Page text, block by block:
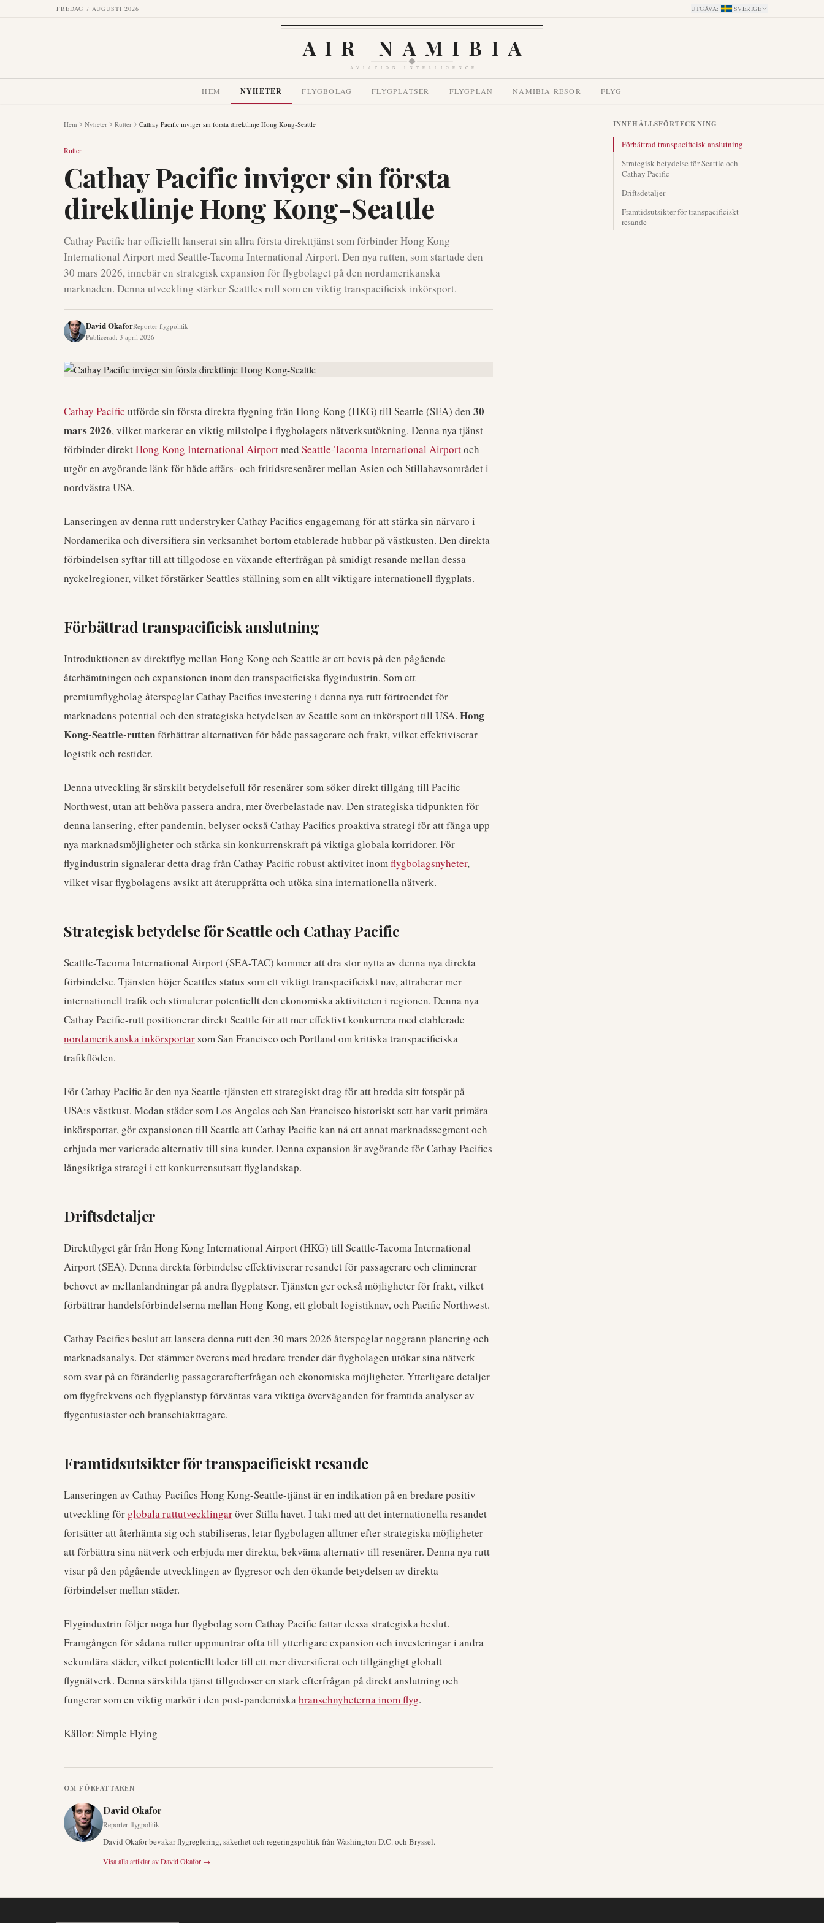
FREDAG 7 AUGUSTI 2026 UTGÅVA: SVERIGE
AIR NAMIBIA
AVIATION INTELLIGENCE
HEM NYHETER FLYGBOLAG FLYGPLATSER FLYGPLAN NAMIBIA RESOR FLYG
Hem Nyheter Rutter Cathay Pacific inviger sin första direktlinje Hong Kong-Seattle
Rutter
Cathay Pacific inviger sin första
direktlinje Hong Kong-Seattle
Cathay Pacific har officiellt lanserat sin allra första direkttjänst som förbinder Hong Kong
International Airport med Seattle-Tacoma International Airport. Den nya rutten, som startade den
30 mars 2026, innebär en strategisk expansion för flygbolaget på den nordamerikanska
marknaden. Denna utveckling stärker Seattles roll som en viktig transpacificisk inkörsport.
David OkaforReporter flygpolitik
Publicerad: 3 april 2026
Cathay Pacific utförde sin första direkta flygning från Hong Kong (HKG) till Seattle (SEA) den 30
mars 2026, vilket markerar en viktig milstolpe i flygbolagets nätverksutökning. Denna nya tjänst
förbinder direktHong Kong International Airportmed Seattle-Tacoma International Airportoch
utgör en avgörande länk för både affärs- och fritidsresenärer mellan Asien och Stillahavsområdet i
nordvästra USA.
Lanseringen av denna rutt understryker Cathay Pacifics engagemang för att stärka sin närvaro i
Nordamerika och diversifiera sin verksamhet bortom etablerade hubbar på västkusten. Den direkta
förbindelsen syftar till att tillgodose en växande efterfrågan på smidigt resande mellan dessa
nyckelregioner, vilket förstärker Seattles ställning som en allt viktigare internationell flygplats.
Förbättrad transpacificisk anslutning
Introduktionen av direktflyg mellan Hong Kong och Seattle är ett bevis på den pågående
återhämtningen och expansionen inom den transpacificiska flygindustrin. Som ett
premiumflygbolag återspeglar Cathay Pacifics investering i denna nya rutt förtroendet för
marknadens potential och den strategiska betydelsen av Seattle som en inkörsport till USA. Hong
Kong-Seattle-ruttenförbättrar alternativen för både passagerare och frakt, vilket effektiviserar
logistik och restider.
Denna utveckling är särskilt betydelsefull för resenärer som söker direkt tillgång till Pacific
Northwest, utan att behöva passera andra, mer överbelastade nav. Den strategiska tidpunkten för
denna lansering, efter pandemin, belyser också Cathay Pacifics proaktiva strategi för att fånga upp
nya marknadsmöjligheter och stärka sin konkurrenskraft på viktiga globala korridorer. För
flygindustrin signalerar detta drag från Cathay Pacific robust aktivitet inomflygbolagsnyheter,
vilket visar flygbolagens avsikt att återupprätta och utöka sina internationella nätverk.
Strategisk betydelse för Seattle och Cathay Pacific
Seattle-Tacoma International Airport (SEA-TAC) kommer att dra stor nytta av denna nya direkta
förbindelse. Tjänsten höjer Seattles status som ett viktigt transpacificiskt nav, attraherar mer
internationell trafik och stimulerar potentiellt den ekonomiska aktiviteten i regionen. Denna nya
Cathay Pacific-rutt positionerar direkt Seattle för att mer effektivt konkurrera med etablerade
nordamerikanska inkörsportarsom San Francisco och Portland om kritiska transpacificiska
trafikflöden.
För Cathay Pacific är den nya Seattle-tjänsten ett strategiskt drag för att bredda sitt fotspår på
USA:s västkust. Medan städer som Los Angeles och San Francisco historiskt sett har varit primära
inkörsportar, gör expansionen till Seattle att Cathay Pacific kan nå ett annat marknadssegment och
erbjuda mer varierade alternativ till sina kunder. Denna expansion är avgörande för Cathay Pacifics
långsiktiga strategi i ett konkurrensutsatt flyglandskap.
Driftsdetaljer
Direktflyget går från Hong Kong International Airport (HKG) till Seattle-Tacoma International
Airport (SEA). Denna direkta förbindelse effektiviserar resandet för passagerare och eliminerar
behovet av mellanlandningar på andra flygplatser. Tjänsten ger också möjligheter för frakt, vilket
förbättrar handelsförbindelserna mellan Hong Kong, ett globalt logistiknav, och Pacific Northwest.
Cathay Pacifics beslut att lansera denna rutt den 30 mars 2026 återspeglar noggrann planering och
marknadsanalys. Det stämmer överens med bredare trender där flygbolagen utökar sina nätverk
som svar på en föränderlig passagerarefterfrågan och ekonomiska möjligheter. Ytterligare detaljer
om flygfrekvens och flygplanstyp förväntas vara viktiga överväganden för framtida analyser av
flygentusiaster och branschiakttagare.
Framtidsutsikter för transpacificiskt resande
Lanseringen av Cathay Pacifics Hong Kong-Seattle-tjänst är en indikation på en bredare positiv
utveckling för globala ruttutvecklingaröver Stilla havet. I takt med att det internationella resandet
fortsätter att återhämta sig och stabiliseras, letar flygbolagen alltmer efter strategiska möjligheter
att förbättra sina nätverk och erbjuda mer direkta, bekväma alternativ till resenärer. Denna nya rutt
visar på den pågående utvecklingen av flygresor och den ökande betydelsen av direkta
förbindelser mellan städer.
Flygindustrin följer noga hur flygbolag som Cathay Pacific fattar dessa strategiska beslut.
Framgången för sådana rutter uppmuntrar ofta till ytterligare expansion och investeringar i andra
sekundära städer, vilket potentiellt leder till ett mer diversifierat och tillgängligt globalt
flygnätverk. Denna särskilda tjänst tillgodoser en stark efterfrågan på direkt anslutning och
fungerar som en viktig markör i den post-pandemiskabranschnyheterna inom flyg.
Källor: Simple Flying
OM FÖRFATTAREN
David Okafor
Reporter flygpolitik
David Okafor bevakar flygreglering, säkerhet och regeringspolitik från Washington D.C. och Bryssel.
Visa alla artiklar avDavid Okafor →
INNEHÅLLSFÖRTECKNING
Förbättrad transpacificisk anslutning
Strategisk betydelse för Seattle och
Cathay Pacific
Driftsdetaljer
Framtidsutsikter för transpacificiskt
resande